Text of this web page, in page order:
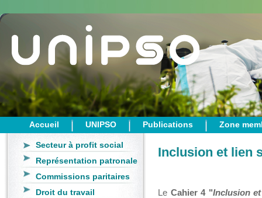
Accueil UNIPSO Publications Zone
Secteur à profit social
Représentation patronale
Commissions paritaires
Droit du travail
Inclusion et lien
Le Cahier 4 "Inclusion